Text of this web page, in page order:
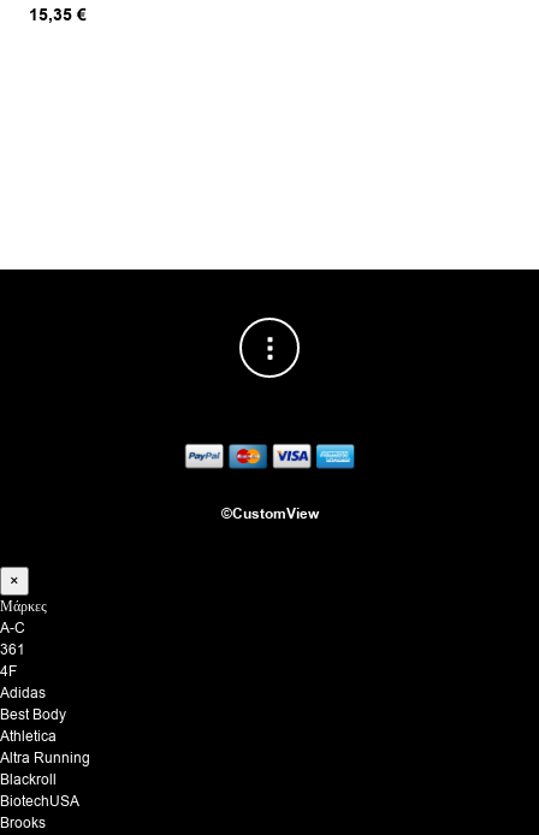
Original
15,35 €Η
©CustomView
×
Μάρκες
A-C
361
4F
Adidas
Best Body
Athletica
Altra Running
Blackroll
BiotechUSA
Brooks